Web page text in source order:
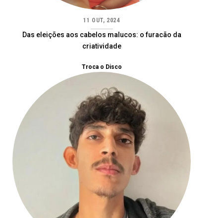
11 OUT, 2024
Das eleições aos cabelos malucos: o furacão da
criatividade
Troca o Disco